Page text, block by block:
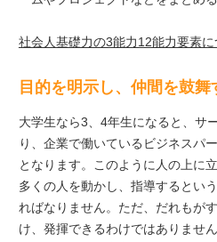
社会人基礎力の3能力12能力要素
目的を明示し、仲間を鼓舞
大学生なら3、4年生になると、サ
り、企業で働いているビジネスパ
となります。このように人の上に
多くの人を動かし、指導するとい
ればなりません。ただ、だれもが
け、発揮できるわけではありませ